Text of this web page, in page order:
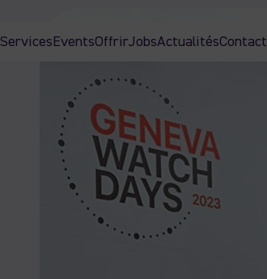
Services EventsOffrirJobsActualitésContact